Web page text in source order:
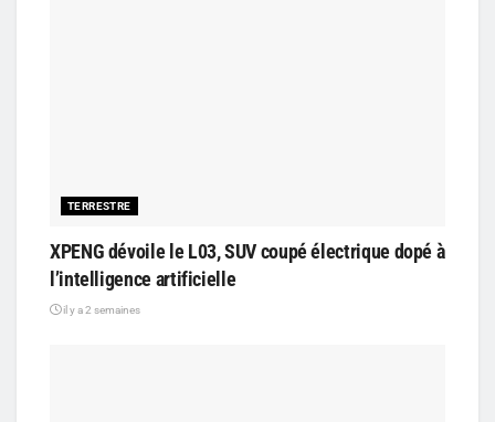
TERRESTRE
XPENG dévoile le L03, SUV coupé électrique dopé à
l’intelligence artificielle
il y a 2 semaines